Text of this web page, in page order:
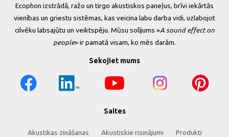
Ecophon izstrādā, ražo un tirgo akustiskos paneļus, brīvi iekārtās
vienības un griestu sistēmas, kas veicina labu darba vidi, uzlabojot
cilvēku labsajūtu un veiktspēju. Mūsu solījums »A sound effect on
people» ir pamatā visam, ko mēs darām.
Sekojiet mums
Saites
Akustikas zināšanas Akustiskie risinājumi Produkti